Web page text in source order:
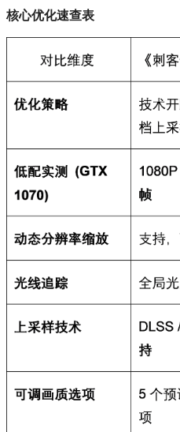
核心优化速查表